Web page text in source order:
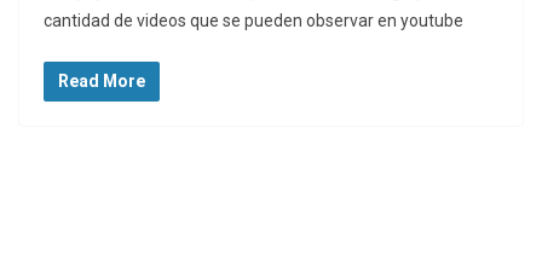
cantidad de videos que se pueden observar en youtube
Read More